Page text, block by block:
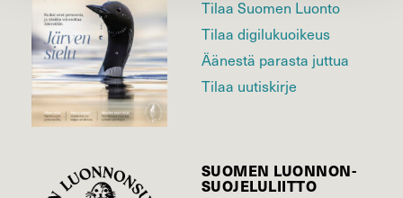
Tilaa Suomen Luonto
Tilaa digilukuoikeus
Äänestä parasta juttua
Tilaa uutiskirje
SUOMEN LUONNON­
SUOJELU­LIITTO